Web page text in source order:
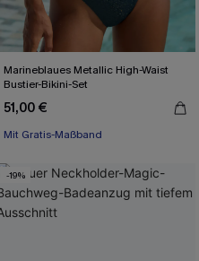
Marineblaues Metallic High-Waist
Bustier-Bikini-Set
51,00 €
Mit Gratis-Maßband
High waist
-19%